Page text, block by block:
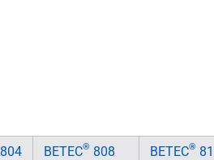
804 BETEC® 808 BETEC®